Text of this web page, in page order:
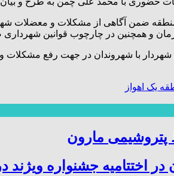
ضمن آگاهی از مشکلات و معضلات
و همچنین در چارچوب قوانین شهرداری
یک اهواز
پتروشیمی مارون
اختتامیه جشنواره